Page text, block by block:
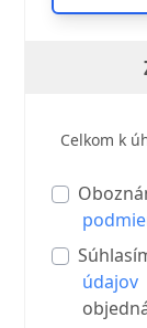
Celkom k
údajov